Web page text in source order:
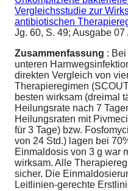
Vergleichsstudie zur
antibiotischen
Jg. 60, S. 49; Ausgabe 07
Zusammenfassung :
unteren
direkten Vergleich von
Therapieregimen
besten wirksam (dreimal
Heilungsrate nach 7
Heilungsraten mit
für 3 Tage) bzw.
von 24 Std.) lagen bei
Einmaldosis von 3 g war
wirksam. Alle
sicher. Die
Leitlinien-gerechte